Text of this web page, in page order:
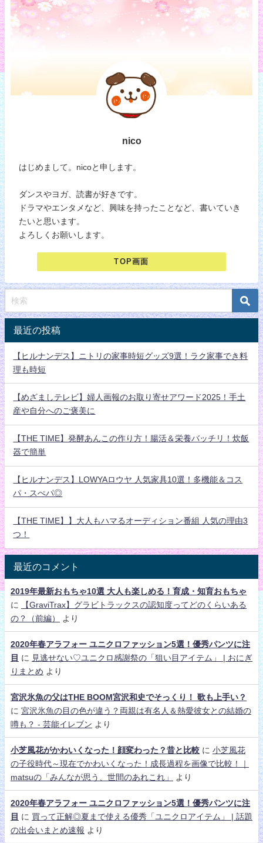
nico
はじめまして。nicoと申します。
ダンスやヨガ、読書が好きです。
ドラマやエンタメなど、興味を持ったことなど、書いていき
たいと思います。
よろしくお願いします。
TOP画面
最近の投稿
【ヒルナンデス】ニトリの家事時短グッズ9選！ラク家事でき料
理も時短
【めざましテレビ】婦人画報のお取り寄せアワード2025！手土
産や自分へのご褒美に
【THE TIME】発酵あんこの作り方！腸活＆栄養バッチリ！炊飯
器で簡単
【ヒルナンデス】LOWYAロウヤ 人気家具10選！多機能＆コス
パ・スぺパ◎
【THE TIME】】大人もハマるオーディション番組 人気の理由3
つ！
最近のコメント
2019年最新おもちゃ10選 大人も楽しめる！育成・知育おもちゃ
に
【GraviTrax】グラビトラックスの認知度ってどのくらいある
の？（前編）
より
2020年春アラフォー ユニクロファッション5選！優秀パンツに注
目 に
見逃せない♡ユニクロ感謝祭の「狙い目アイテム」 | おにぎ
りまとめ より
宮沢氷魚の父はTHE BOOM宮沢和史でそっくり！ 歌も上手い？
に 宮沢氷魚の目の色が違う？両親は有名人＆熱愛彼女との結婚の
噂も？ - 芸能イレブン より
小芝風花がかわいくなった！顔変わった？昔と比較 に 小芝風花
の子役時代～現在でかわいくなった！成長過程を画像で比較！｜
matsuの「みんなが思う、世間のあれこれ」
より
2020年春アラフォー ユニクロファッション5選！優秀パンツに注
目 に 買って正解◎夏まで使える優秀「ユニクロアイテム」 | 話題
の出会いまとめ速報 より